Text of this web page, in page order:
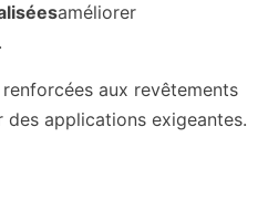
améliorer
aux revêtements
applications exigeantes.